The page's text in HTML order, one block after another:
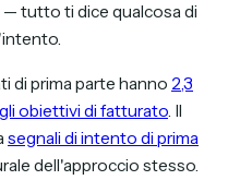
tutto ti dice qualcosa di
di prima parte hanno 2,3
obiettivi di fatturato . Il
segnali di intento di prima
dell'approccio stesso.